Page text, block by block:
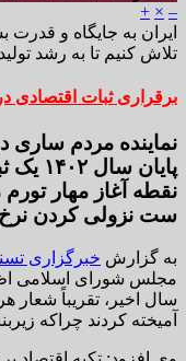
–
×
+
ایران به جایگاه و قدرت
تلاش کنیم تا به رشد
برقراری ثبات اقتصادی
نماینده مردم ساری
پایان
نقطه آغاز مهار
ست نزولی کردن
به گزارش خبرگزاری
سال اخیر، تقریباً شعار
آمیخته کردند چراکه